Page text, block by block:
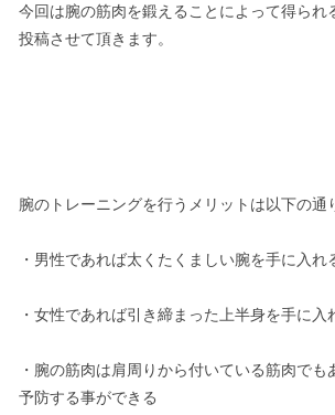
今回は腕の筋肉を鍛えることによって得られ
投稿させて頂きます。
腕のトレーニングを行うメリットは以下の通
・男性であれば太くたくましい腕を手に入れ
・女性であれば引き締まった上半身を手に入
・腕の筋肉は肩周りから付いている筋肉でも
予防する事ができる